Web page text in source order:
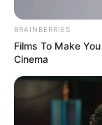
BRAINBERRIES
Films To Make
Cinema